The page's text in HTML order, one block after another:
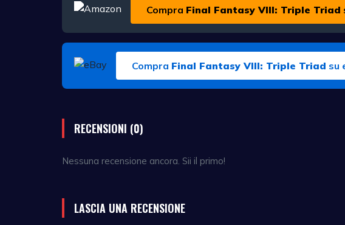
Compra Final Fantasy VIII: Triple Triad
Compra Final Fantasy VIII: Triple Triad su
RECENSIONI (0)
Nessuna recensione ancora. Sii il primo!
LASCIA UNA RECENSIONE